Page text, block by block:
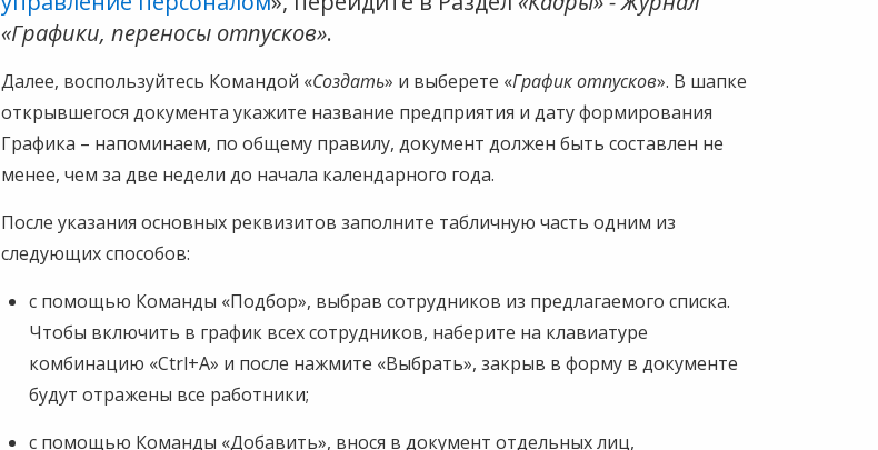
«Графики, переносы отпусков».
Далее, воспользуйтесь Командой «Создать» и выберете «График отпусков». В шапке
открывшегося документа укажите название предприятия и дату формирования
Графика – напоминаем, по общему правилу, документ должен быть составлен не
менее, чем за две недели до начала календарного года.
После указания основных реквизитов заполните табличную часть одним из
следующих способов:
с помощью Команды «Подбор», выбрав сотрудников из предлагаемого списка.
Чтобы включить в график всех сотрудников, наберите на клавиатуре
комбинацию «Ctrl+A» и после нажмите «Выбрать», закрыв в форму в документе
будут отражены все работники;
с помощью Команды «Добавить», внося в документ отдельных лиц,